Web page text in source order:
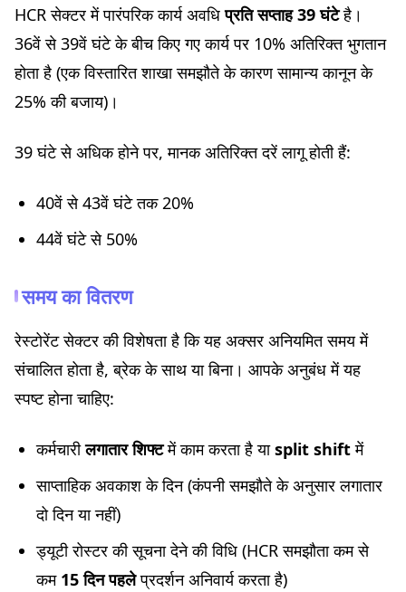
HCR सेक्टर में पारंपरिक कार्य अवधिप्रति सप्ताह 39 घंटेहै।
36वें से 39वें घंटे के बीच किए गए कार्य पर 10% अतिरिक्त भुगतान
होता है (एक विस्तारित शाखा समझौते के कारण सामान्य कानून के
25% की बजाय)।
39 घंटे से अधिक होने पर, मानक अतिरिक्त दरें लागू होती हैं:
40वें से 43वें घंटे तक 20%
44वें घंटे से 50%
समय का वितरण
रेस्टोरेंट सेक्टर की विशेषता है कि यह अक्सर अनियमित समय में
संचालित होता है, ब्रेक के साथ या बिना। आपके अनुबंध में यह
स्पष्ट होना चाहिए:
कर्मचारीलगातार शिफ्टमें काम करता है याsplit shiftमें
साप्ताहिक अवकाश के दिन (कंपनी समझौते के अनुसार लगातार
दो दिन या नहीं)
ड्यूटी रोस्टर की सूचना देने की विधि (HCR समझौता कम से
कम 15 दिन पहलेप्रदर्शन अनिवार्य करता है)